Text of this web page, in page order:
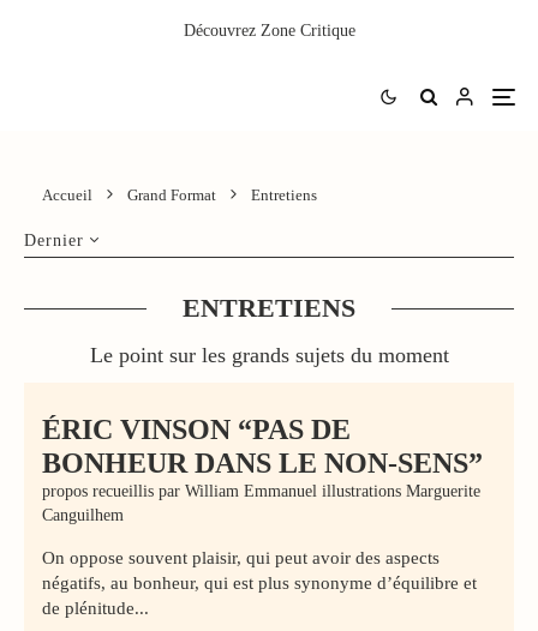
Découvrez Zone Critique
Accueil Grand Format Entretiens
Dernier
ENTRETIENS
Le point sur les grands sujets du moment
ÉRIC VINSON “PAS DE
BONHEUR DANS LE NON-SENS”
propos recueillis par William Emmanuel illustrations Marguerite
Canguilhem
On oppose souvent plaisir, qui peut avoir des aspects
négatifs, au bonheur, qui est plus synonyme d’équilibre et
de plénitude...